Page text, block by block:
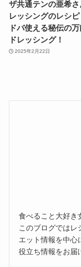
ザ共通テンの亜希
レッシングのレシ
ドバ使える秘伝の
ドレッシング！
2025年2月22日
食べること大好き
このブログではレ
エット情報を中心
役立ち情報をお届